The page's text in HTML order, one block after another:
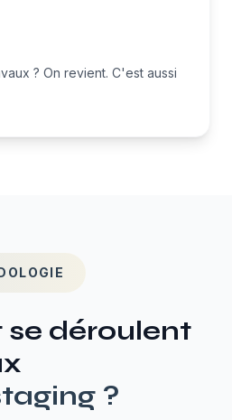
? On revient. C'est aussi
déroulent
?